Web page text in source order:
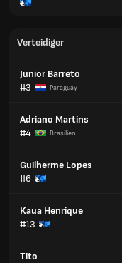
Verteidiger
Junior Barreto
#3
Paraguay
Adriano Martins
#4
Brasilien
Guilherme Lopes
#6
Kaua Henrique
#13
Tito